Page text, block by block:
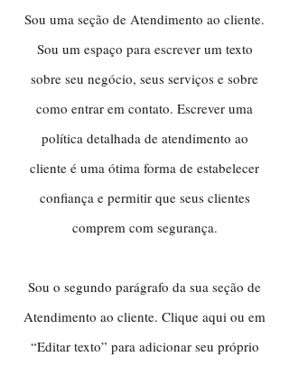
Sou uma seção de Atendimento ao cliente.
Sou um espaço para escrever um texto
sobre seu negócio, seus serviços e sobre
como entrar em contato. Escrever uma
política detalhada de atendimento ao
cliente é uma ótima forma de estabelecer
confiança e permitir que seus clientes
comprem com segurança.
Sou o segundo parágrafo da sua seção de
Atendimento ao cliente. Clique aqui ou em
“Editar texto” para adicionar seu próprio